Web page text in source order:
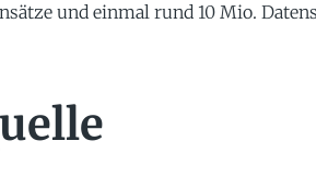
und einmal rund 10 Mio.